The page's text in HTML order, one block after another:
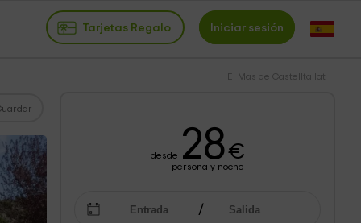
Tarjetas Regalo Iniciar sesión
El Mas de Castelltallat
desde 28€
persona y noche